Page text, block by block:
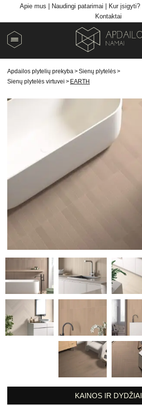
Apie mus Naudingi patarimai Kur įsigyti?
Kontaktai
Apdailos plytelių prekyba >Sienų plytelės>
Sienų plytelės virtuvei > EARTH
KAINOS IR DYDŽIAI